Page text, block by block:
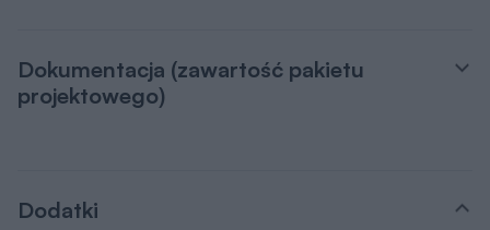
Dokumentacja (zawartość pakietu
projektowego)
Dodatki